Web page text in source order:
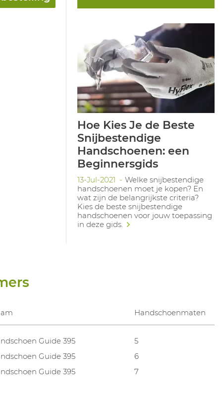
Hoe Kies Je de Beste
Snijbestendige
Handschoenen: een
Beginnersgids
13-Jul-2021
Welke snijbestendige
handschoenen moet je kopen? En
wat zijn de belangrijkste criteria?
Kies de beste snijbestendige
handschoenen voor jouw toepassing
in deze gids.
Handschoenmaten
Guide 395
5
Guide 395
6
Guide 395
7